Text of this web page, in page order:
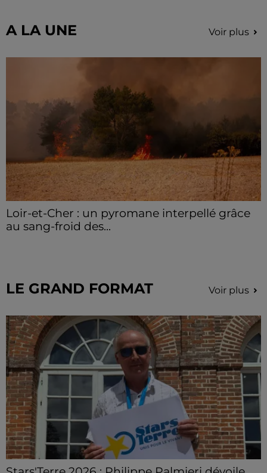
Grâce...
A LA UNE Voir plus
Loir-et-Cher : un pyromane interpellé grâce
au sang-froid des...
Grâce...
LE GRAND FORMAT Voir plus